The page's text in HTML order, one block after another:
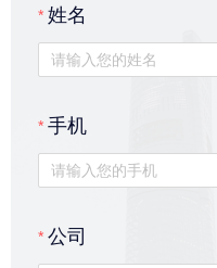
姓名
手机
公司